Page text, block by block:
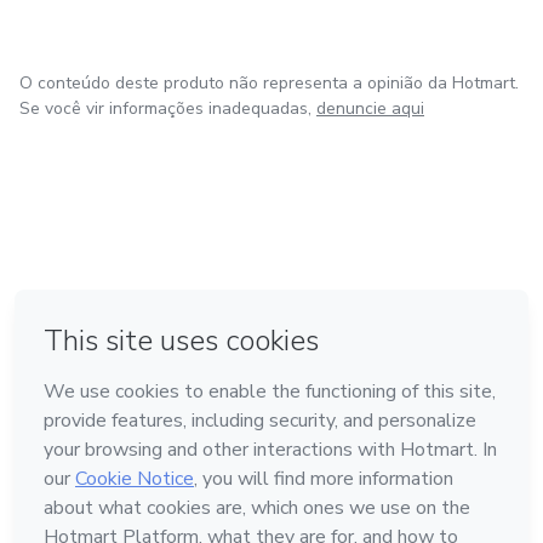
O conteúdo deste produto não representa a opinião da Hotmart.
Se você vir informações inadequadas, denuncie aqui
Feito com ❤ em Bogotá
Conheça a Hotmart